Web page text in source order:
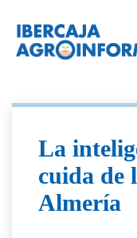
La
cuida de
Almería